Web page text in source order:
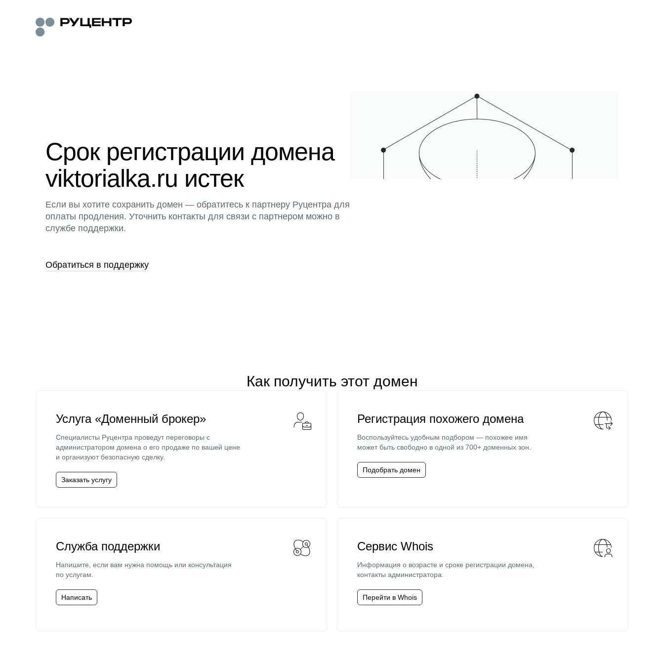
Срок регистрации домена
viktorialka.ru истек
Если вы хотите сохранить домен — обратитесь к партнеру Руцентра для
оплаты продления. Уточнить контакты для связи с партнером можно в
службе поддержки.
Обратиться в поддержку
Как получить этот домен
Услуга «Доменный брокер»
Специалисты Руцентра проведут переговоры с
администратором домена о его продаже по вашей цене
и организуют безопасную сделку.
Заказать услугу
Регистрация похожего домена
Воспользуйтесь удобным подбором — похожее имя
может быть свободно в одной из 700+ доменных зон.
Подобрать домен
Служба поддержки
Напишите, если вам нужна помощь или консультация
по услугам.
Написать
Сервис Whois
Информация о возрасте и сроке регистрации домена,
контакты администратора.
Перейти в Whois